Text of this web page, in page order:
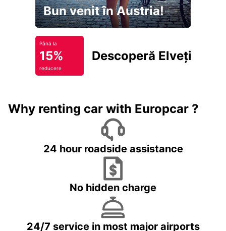
Bun venit în Austria!
Până la
15%
reducere
Descoperă Elveția
Why renting car with Europcar ?
24 hour roadside assistance
No hidden charge
24/7 service in most major airports